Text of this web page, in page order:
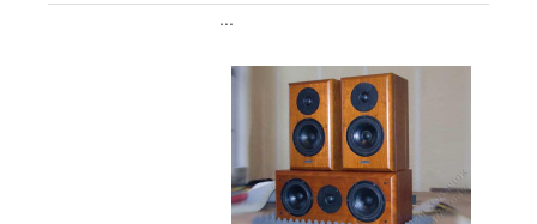
...